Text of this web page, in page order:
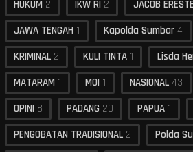
HUKUM 2 IKW RI 2 JACOB ERESTE
JAWA TENGAH 1 Kapolda Sumbar 4
KRIMINAL 2 KULI TINTA 1 Lisda
MATARAM 1 MOI 1 NASIONAL 43
OPINI 8 PADANG 20 PAPUA 1
PENGOBATAN TRADISIONAL 2 Polda